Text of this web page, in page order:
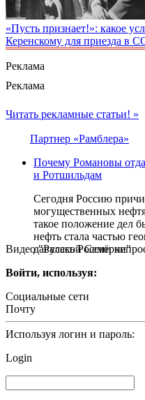
«Пусть признает!»: какое
Керенскому для приезда в
Реклама
Реклама
Видео "Русской Семёрки"
Читать рекламные статьи! »
Партнер «Рамблера»
Почему Романовы
и Ротшильдам
Сегодня Россию
могущественных
такое положение дел
нефть стала частью
давалась России
Войти, используя:
Социальные сети
Почту
Используя логин и пароль:
Login